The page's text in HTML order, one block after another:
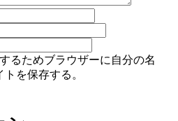
るためブラウザーに自分の名
を保存する。